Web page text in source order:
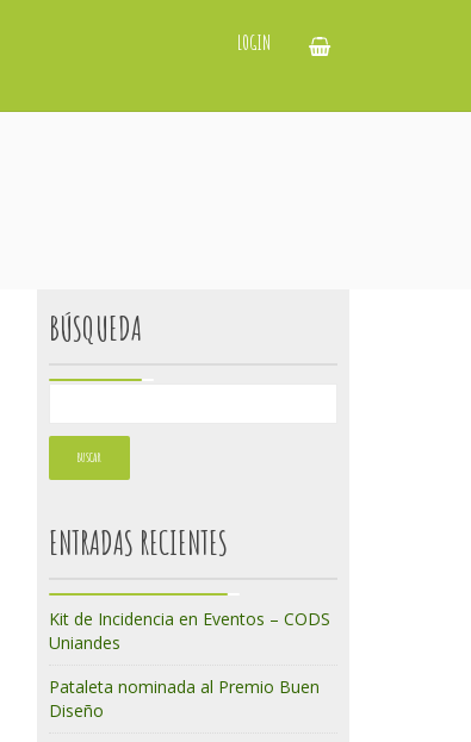
LOGIN
BÚSQUEDA
ENTRADAS RECIENTES
Kit de Incidencia en Eventos – CODS
Uniandes
Pataleta nominada al Premio Buen
Diseño